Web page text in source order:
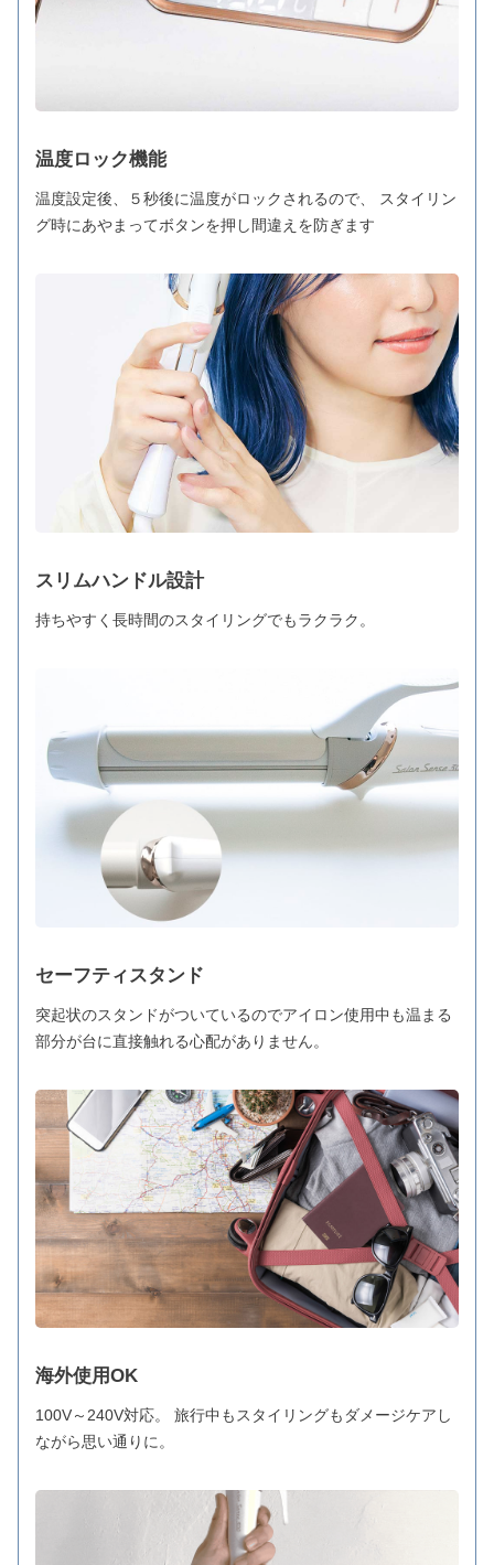
温度ロック機能
温度設定後、５秒後に温度がロックされるので、 スタイリン
グ時にあやまってボタンを押し間違えを防ぎます
スリムハンドル設計
持ちやすく長時間のスタイリングでもラクラク。
セーフティスタンド
突起状のスタンドがついているのでアイロン使用中も温まる
部分が台に直接触れる心配がありません。
海外使用OK
100V～240V対応。 旅行中もスタイリングもダメージケアし
ながら思い通りに。